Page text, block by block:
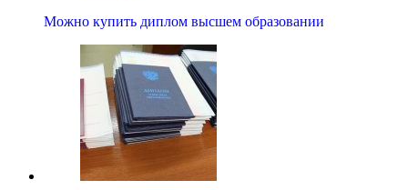
Можно купить диплом высшем образовании